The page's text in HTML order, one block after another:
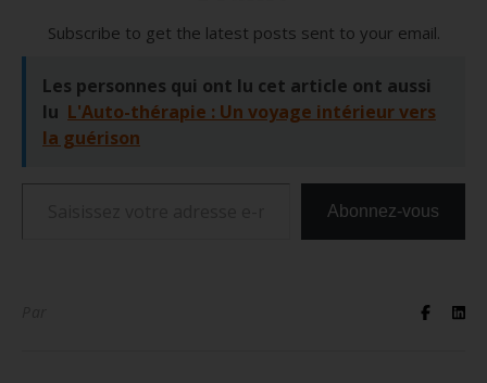
Subscribe to get the latest posts sent to your email.
Les personnes qui ont lu cet article ont aussi
lu L'Auto-thérapie : Un voyage intérieur vers
la guérison
Abonnez-vous